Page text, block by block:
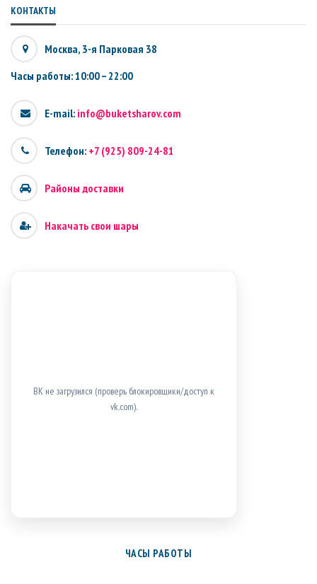
КОНТАКТЫ
Москва, 3-я Парковая 38
Часы работы: 10:00 – 22:00
E-mail: info@buketsharov.com
Телефон: +7 (925) 809-24-81
Районы доставки
Накачать свои шары
ВК не загрузился (проверь блокировщики/доступ к
vk.com).
ЧАСЫ РАБОТЫ